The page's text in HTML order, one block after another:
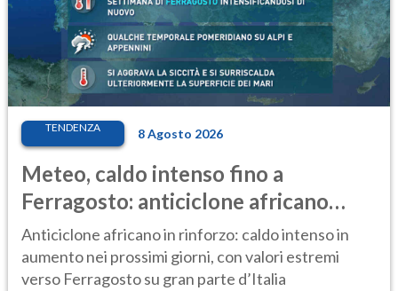
TENDENZA 8 Agosto 2026
Meteo, caldo intenso fino a
Ferragosto: anticiclone africano
ancora protagonista
Anticiclone africano in rinforzo: caldo intenso in
aumento nei prossimi giorni, con valori estremi
verso Ferragosto su gran parte d’Italia